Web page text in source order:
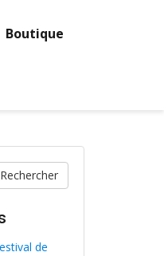
Boutique
Rechercher
de